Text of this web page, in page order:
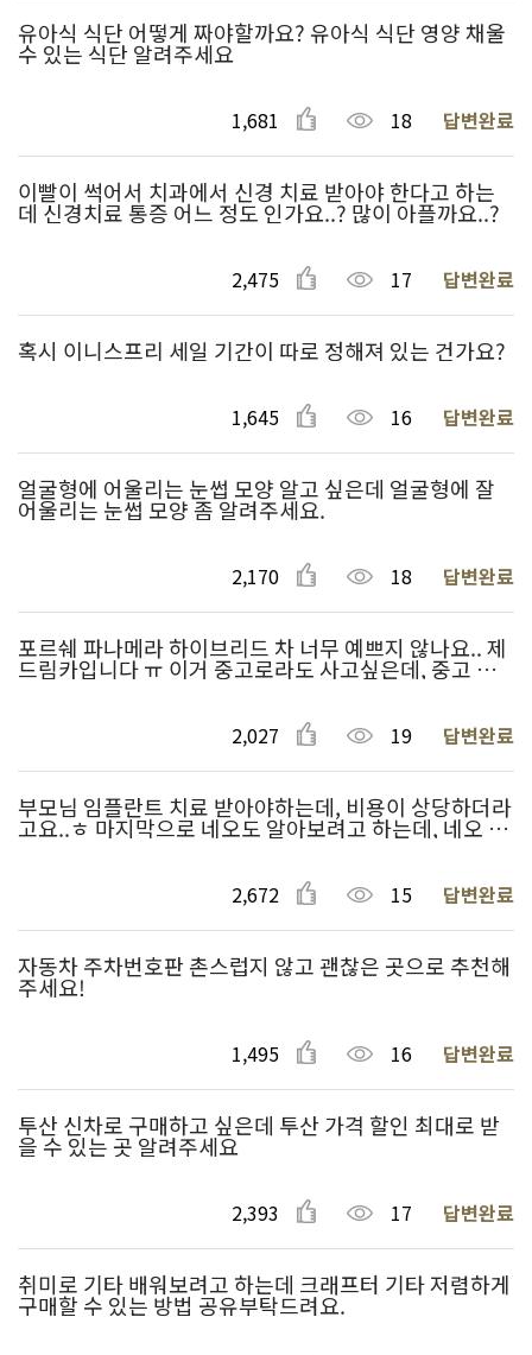
유아식 식단 어떻게 짜야할까요? 유아식 식단 영양 채울
수 있는 식단 알려주세요
1,681 18 답변완료
이빨이 썩어서 치과에서 신경 치료 받아야 한다고 하는
데 신경치료 통증 어느 정도 인가요..? 많이 아플까요..?
2,475 17 답변완료
혹시 이니스프리 세일 기간이 따로 정해져 있는 건가요?
1,645 16 답변완료
얼굴형에 어울리는 눈썹 모양 알고 싶은데 얼굴형에 잘
어울리는 눈썹 모양 좀 알려주세요.
2,170 18 답변완료
포르쉐 파나메라 하이브리드 차 너무 예쁘지 않나요.. 제
드림카입니다 ㅠ 이거 중고로라도 사고싶은데, 중고 허
위매물 없고 정확한 가격 알아볼 수 있는 곳 좀 알려주세
2,027 19 답변완료
부모님 임플란트 치료 받아야하는데, 비용이 상당하더라
고요..ㅎ 마지막으로 네오도 알아보려고 하는데, 네오 임
플란트 비용 보통 얼마 정도 드는지 알려주세요~
2,672 15 답변완료
자동차 주차번호판 촌스럽지 않고 괜찮은 곳으로 추천해
주세요!
1,495 16 답변완료
투산 신차로 구매하고 싶은데 투산 가격 할인 최대로 받
을 수 있는 곳 알려주세요
2,393 17 답변완료
취미로 기타 배워보려고 하는데 크래프터 기타 저렴하게
구매할 수 있는 방법 공유부탁드려요.